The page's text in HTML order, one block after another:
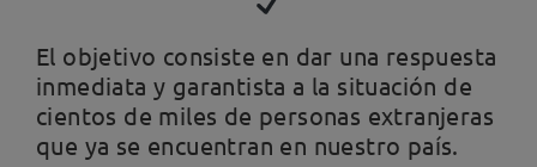
El objetivo consiste en dar una respuesta
inmediata y garantista a la situación de
cientos de miles de personas extranjeras
que ya se encuentran en nuestro país.